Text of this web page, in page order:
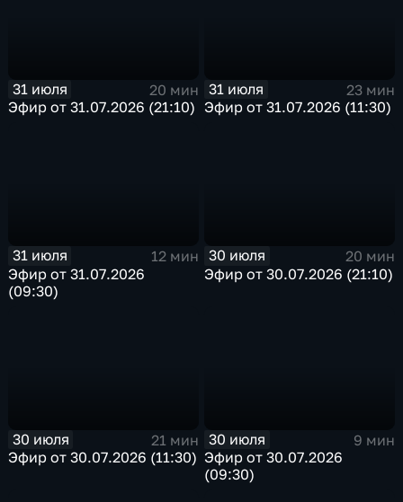
31 июля
20 мин
Эфир от 31.07.2026 (21:10)
31 июля
23 мин
Эфир от 31.07.2026 (11:30)
31 июля
12 мин
Эфир от 31.07.2026
(09:30)
30 июля
20 мин
Эфир от 30.07.2026 (21:10)
30 июля
21 мин
Эфир от 30.07.2026 (11:30)
30 июля
9 мин
Эфир от 30.07.2026
(09:30)